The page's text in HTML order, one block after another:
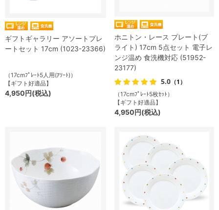
ギフトギャラリー アソートプレ
ートセット 17cm (1023-23366)
（17cmﾌﾟﾚｰﾄ5人用(ｱｿｰﾄ)）
【ギフト好適品】
4,950円(税込)
ホニトン・レース プレート(ブ
ライト) 17cm 5点セット 電子レ
ンジ温め 食洗機対応 (51952-
23177)
5.0 （1）
（17cmﾌﾟﾚｰﾄ5枚ｾｯﾄ）
【ギフト好適品】
4,950円(税込)